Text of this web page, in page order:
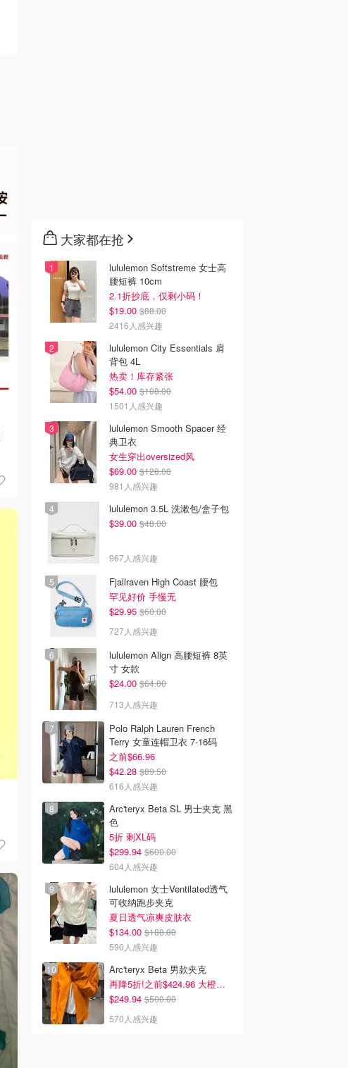
大家都在抢
lululemon Softstreme 女士高
腰短裤 10cm
2.1折抄底，仅剩小码！
$19.00 $88.00
2416人感兴趣
lululemon City Essentials 肩
背包 4L
热卖！库存紧张
$54.00 $108.00
1501人感兴趣
lululemon Smooth Spacer 经
典卫衣
女生穿出oversized风
$69.00 $128.00
981人感兴趣
lululemon 3.5L 洗漱包/盒子包
$39.00 $48.00
967人感兴趣
Fjallraven High Coast 腰包
罕见好价 手慢无
$29.95 $60.00
727人感兴趣
lululemon Align 高腰短裤 8英
寸 女款
$24.00 $64.00
713人感兴趣
Polo Ralph Lauren French
Terry 女童连帽卫衣 7-16码
之前$66.96
$42.28 $89.50
616人感兴趣
Arc'teryx Beta SL 男士夹克 黑
色
5折 剩XL码
$299.94 $600.00
604人感兴趣
lululemon 女士Ventilated透气
可收纳跑步夹克
夏日透气凉爽皮肤衣
$134.00 $188.00
590人感兴趣
Arc'teryx Beta 男款夹克
再降5折!之前$424.96 大橙子好显白 蹲补
$249.94 $500.00
570人感兴趣